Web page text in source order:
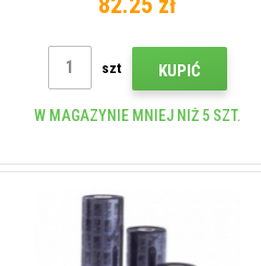
szt KUPIĆ
W MAGAZYNIE MNIEJ NIŻ 5 SZT.